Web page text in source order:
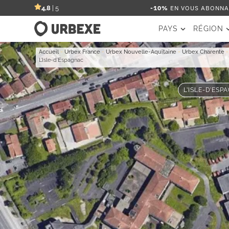
4,8 | 5 -10% EN VOUS
PAYS RÉGION
Accueil -Urbex France -Urbex Nouvelle-Aquitaine -Urbex Charente
L’Isle-d’Espagnac
L’ISLE-